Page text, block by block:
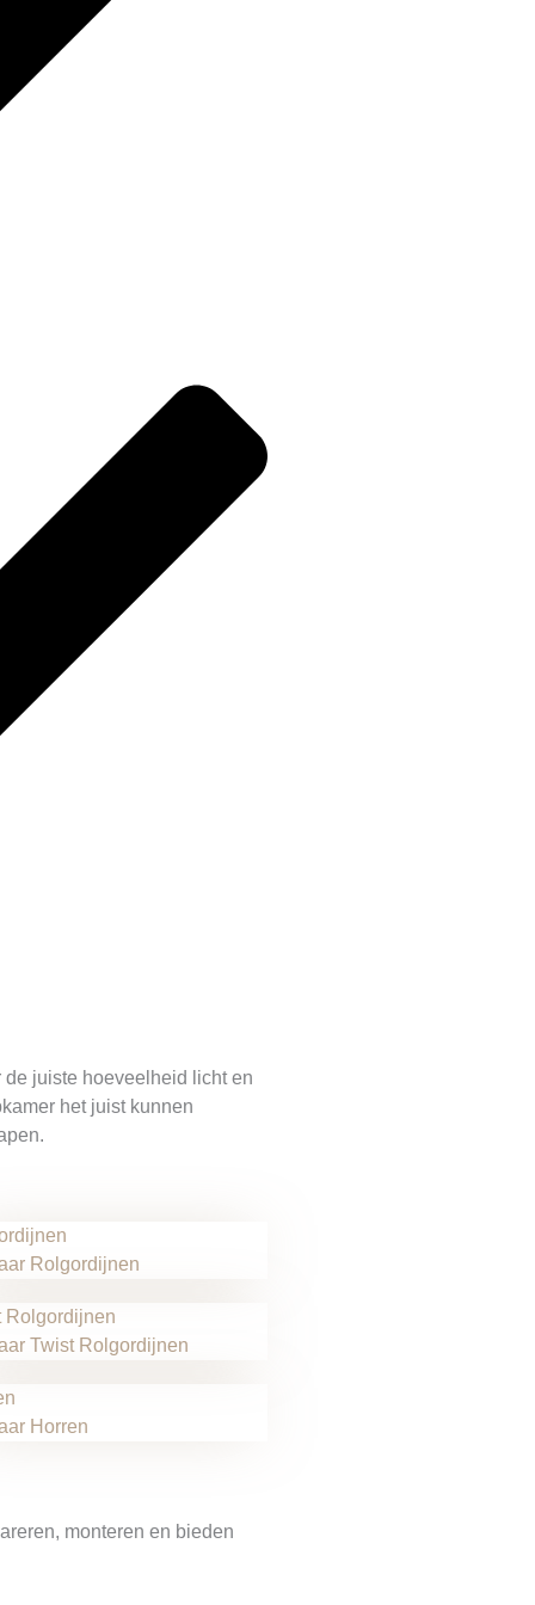
juiste hoeveelheid licht en
het juist kunnen
Rolgordijnen
Rolgordijnen
Twist Rolgordijnen
Horren
monteren en bieden